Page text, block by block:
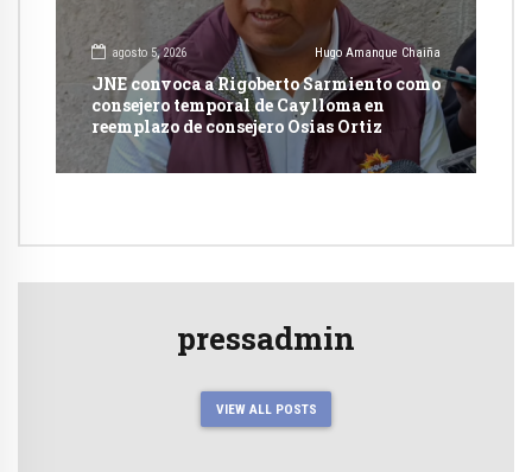
agosto 5, 2026 Hugo Amanque Chaiña
JNE convoca a Rigoberto Sarmiento como
consejero temporal de Caylloma en
reemplazo de consejero Osias Ortiz
pressadmin
VIEW ALL POSTS